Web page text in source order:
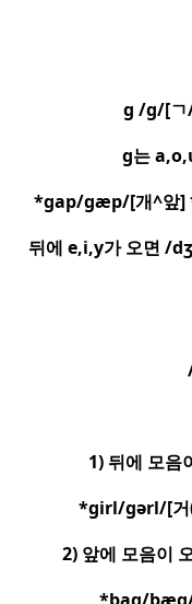
g /g/[ㄱ
g는
*gap/gæp/[개^앞]
뒤에 e,i,y가 오면 /
1) 뒤에 모음
*girl/gərl/[거
2) 앞에 모음이